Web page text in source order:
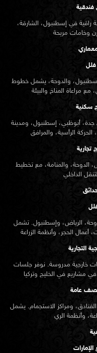
في إسطنبول، الشارقة،
والدوحة، يشمل خطوط
سكنية
أبوظبي، إسطنبول، ومدينة
تجارية
الدوحة، والمنامة، مع تخطيط
الرياض، وإسطنبول. تشمل
التجارية
خارجية مدروسة. نوفر جلسات
عامة
ومراكز الاستجمام. يشمل